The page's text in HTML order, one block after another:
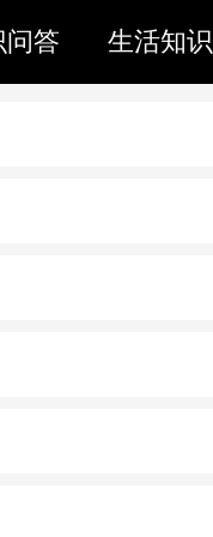
问答 生活知识